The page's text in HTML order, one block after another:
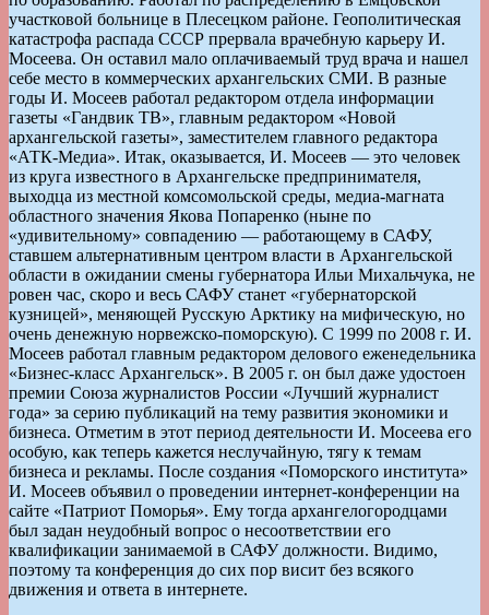
участковой больнице в Плесецком районе. Геополитическая
катастрофа распада СССР прервала врачебную карьеру И.
Мосеева. Он оставил мало оплачиваемый труд врача и нашел
себе место в коммерческих архангельских СМИ. В разные
годы И. Мосеев работал редактором отдела информации
газеты «Гандвик ТВ», главным редактором «Новой
архангельской газеты», заместителем главного редактора
«АТК-Медиа». Итак, оказывается, И. Мосеев — это человек
из круга известного в Архангельске предпринимателя,
выходца из местной комсомольской среды, медиа-магната
областного значения Якова Попаренко (ныне по
«удивительному» совпадению — работающему в САФУ,
ставшем альтернативным центром власти в Архангельской
области в ожидании смены губернатора Ильи Михальчука, не
ровен час, скоро и весь САФУ станет «губернаторской
кузницей», меняющей Русскую Арктику на мифическую, но
очень денежную норвежско-поморскую). С 1999 по 2008 г. И.
Мосеев работал главным редактором делового еженедельника
«Бизнес-класс Архангельск». В 2005 г. он был даже удостоен
премии Союза журналистов России «Лучший журналист
года» за серию публикаций на тему развития экономики и
бизнеса. Отметим в этот период деятельности И. Мосеева его
особую, как теперь кажется неслучайную, тягу к темам
бизнеса и рекламы. После создания «Поморского института»
И. Мосеев объявил о проведении интернет-конференции на
сайте «Патриот Поморья». Ему тогда архангелогородцами
был задан неудобный вопрос о несоответствии его
квалификации занимаемой в САФУ должности. Видимо,
поэтому та конференция до сих пор висит без всякого
движения и ответа в интернете.